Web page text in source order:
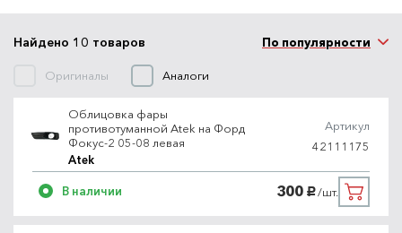
Найдено 10 товаров
Оригиналы Аналоги
По популярности
Облицовка фары
противотуманной Atek на Форд
Фокус-2 05-08 левая
Atek
Артикул
42111175
В наличии 300 руб./шт.